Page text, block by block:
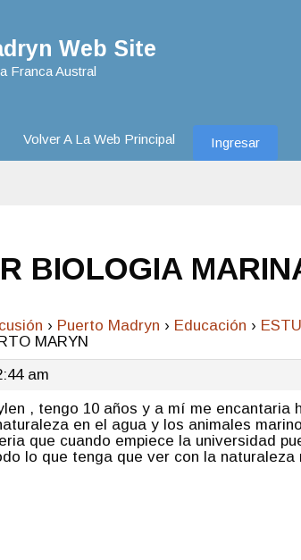
Web Site
Franca Austral
Volver A La Web Principal Ingresar
BIOLOGIA
› Puerto Madryn › Educación ›
MARYN
am
, tengo 10 años y a mí me
en el agua y los animales
que cuando empiece la universidad
lo que tenga que ver con la naturaleza